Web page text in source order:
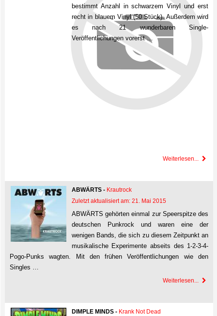
bestimmt Anzahl in schwarzem Vinyl und erst
recht in blauem Vinyl (50 Stück). Außerdem wird
es nach 21 wunderbaren Single-
Veröffentlichungen vorerst …
Weiterlesen...
ABWÄRTS - Krautrock
Zuletzt aktualisiert am: 21. Mai 2015
ABWÄRTS gehörten einmal zur Speerspitze des
deutschen Punkrock und waren eine der
wenigen Bands, die sich zu diesem Zeitpunkt an
musikalische Experimente abseits des 1-2-3-4-
Pogo-Punks wagten. Mit den frühen Veröffentlichungen wie den
Singles …
Weiterlesen...
DIMPLE MINDS - Krank Not Dead